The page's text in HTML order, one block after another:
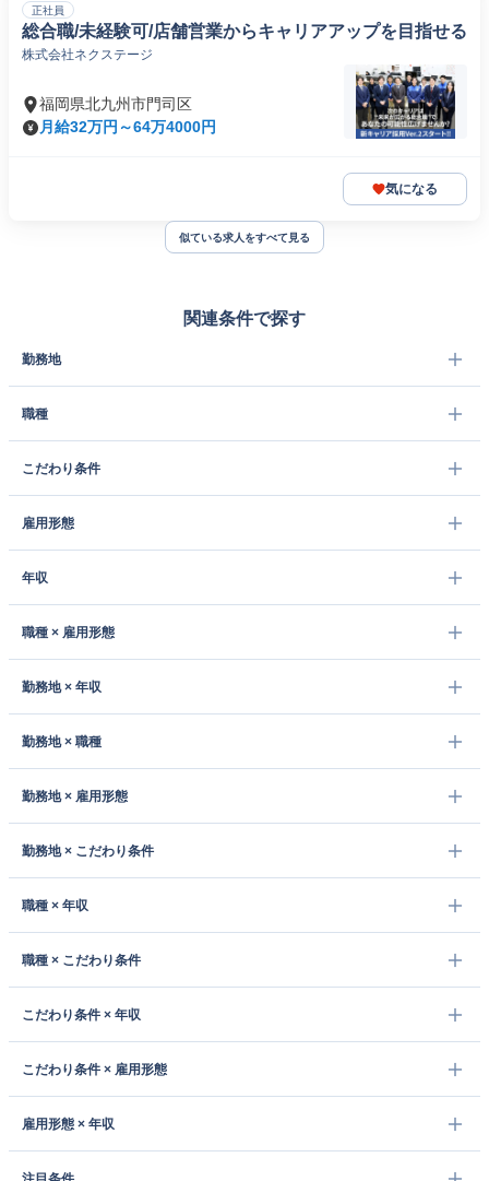
正社員
総合職/未経験可/店舗営業からキャリアアップを目指せる
株式会社ネクステージ
福岡県北九州市門司区
月給32万円～64万4000円
気になる
似ている求人をすべて見る
関連条件で探す
勤務地
職種
こだわり条件
雇用形態
年収
職種 × 雇用形態
勤務地 × 年収
勤務地 × 職種
勤務地 × 雇用形態
勤務地 × こだわり条件
職種 × 年収
職種 × こだわり条件
こだわり条件 × 年収
こだわり条件 × 雇用形態
雇用形態 × 年収